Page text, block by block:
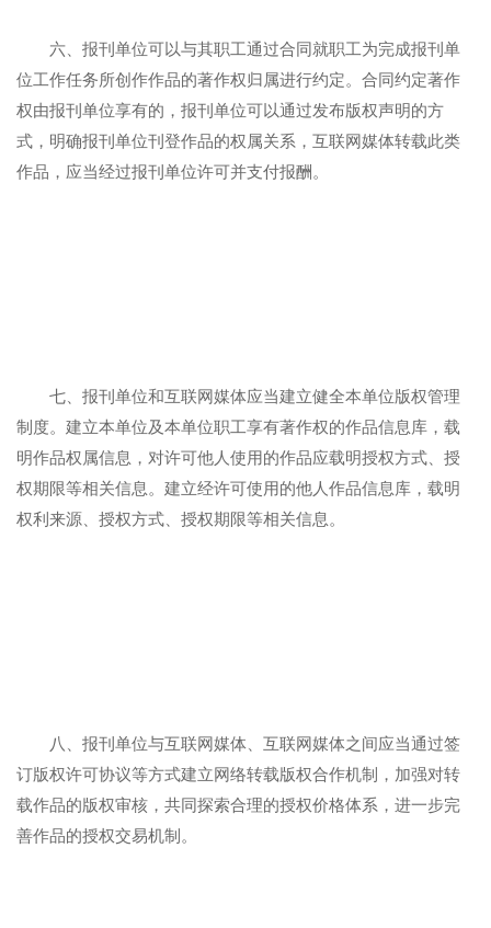
六、报刊单位可以与其职工通过合同就职工为完成报刊单
位工作任务所创作作品的著作权归属进行约定。合同约定著作
权由报刊单位享有的，报刊单位可以通过发布版权声明的方
式，明确报刊单位刊登作品的权属关系，互联网媒体转载此类
作品，应当经过报刊单位许可并支付报酬。
七、报刊单位和互联网媒体应当建立健全本单位版权管理
制度。建立本单位及本单位职工享有著作权的作品信息库，载
明作品权属信息，对许可他人使用的作品应载明授权方式、授
权期限等相关信息。建立经许可使用的他人作品信息库，载明
权利来源、授权方式、授权期限等相关信息。
八、报刊单位与互联网媒体、互联网媒体之间应当通过签
订版权许可协议等方式建立网络转载版权合作机制，加强对转
载作品的版权审核，共同探索合理的授权价格体系，进一步完
善作品的授权交易机制。